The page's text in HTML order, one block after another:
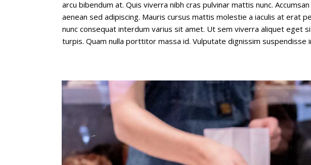
arcu bibendum at. Quis viverra nibh cras pulvinar mattis nunc.
aenean sed adipiscing. Mauris cursus mattis molestie a iaculis at erat
nunc consequat interdum varius sit amet. Ut sem viverra aliquet eget
turpis. Quam nulla porttitor massa id. Vulputate dignissim suspendisse